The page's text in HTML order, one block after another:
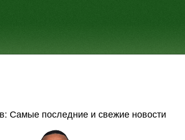
Самые последние и свежие новости